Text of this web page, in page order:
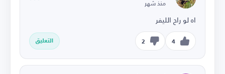
منذ شهر
اه لو راح الليفر
4
2 التعليق